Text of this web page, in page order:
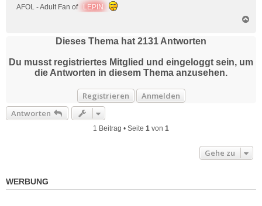
AFOL - Adult Fan of LEPIN
b
Dieses Thema hat 2131 Antworten
Du musst registriertes Mitglied und eingeloggt sein, um
die Antworten in diesem Thema anzusehen.
Registrieren
Anmelden
Antworten
1 Beitrag • Seite 1 von 1
Gehe zu
WERBUNG